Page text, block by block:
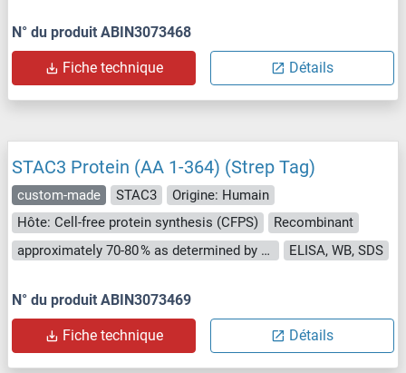
N° du produit ABIN3073468
Fiche technique Détails
STAC3 Protein (AA 1-364) (Strep Tag)
custom-made STAC3
Origine: Humain
Hôte: Cell-free protein synthesis (CFPS)
Recombinant
approximately 70-80 % as determined by SDS PAGE, Western Blot and analytical SEC (HPLC).
ELISA, WB, SDS
N° du produit ABIN3073469
Fiche technique Détails